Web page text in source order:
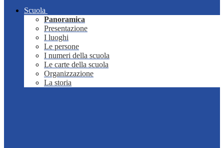
Scuola
Panoramica
Presentazione
I luoghi
Le persone
I numeri della scuola
Le carte della scuola
Organizzazione
La storia